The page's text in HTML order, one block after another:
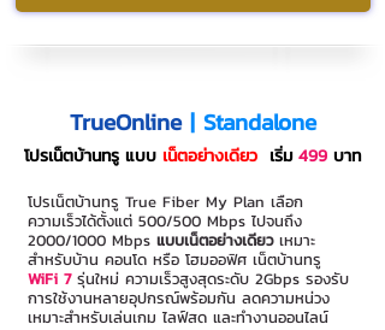
TrueOnline | Standalone
โปรเน็ตบ้านทรู แบบ เน็ตอย่างเดียว เริ่ม499 บาท
โปรเน็ตบ้านทรู True Fiber My Plan เลือก
ความเร็วได้ตั้งแต่ 500/500 Mbps ไปจนถึง
2000/1000 Mbps แบบเน็ตอย่างเดียวเหมาะ
สำหรับบ้าน คอนโด หรือ โฮมออฟิศ เน็ตบ้านทรู
WiFi 7รุ่นใหม่ ความเร็วสูงสุดระดับ 2Gbps รองรับ
การใช้งานหลายอุปกรณ์พร้อมกัน ลดความหน่วง
เหมาะสำหรับเล่นเกม ไลฟ์สด และทำงานออนไลน์